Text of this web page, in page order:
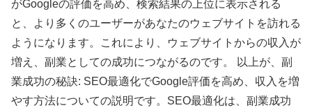
がGoogleの評価を高め、検索結果の上位に表示される
と、より多くのユーザーがあなたのウェブサイトを訪れる
ようになります。これにより、ウェブサイトからの収入が
増え、副業としての成功につながるのです。 以上が、副
業成功の秘訣: SEO最適化でGoogle評価を高め、収入を増
やす方法についての説明です。SEO最適化は、副業成功